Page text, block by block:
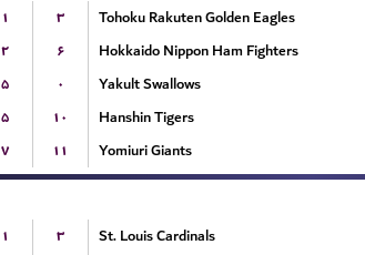
۱ ۳ Tohoku Rakuten Golden Eagles
۲ ۶ Hokkaido Nippon Ham Fighters
۵ ۰ Yakult Swallows
۵ ۱۰ Hanshin Tigers
۷ ۱۱ Yomiuri Giants
۱ ۳ St. Louis Cardinals